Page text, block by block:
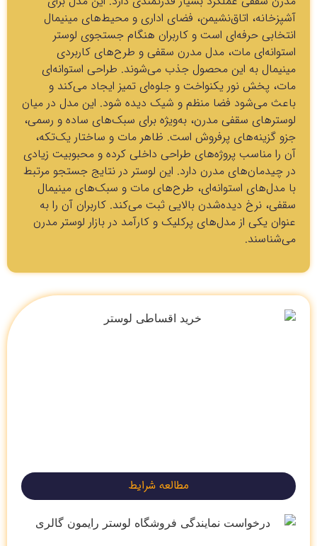
آشپزخانه، اتاق‌نشیمن، فضای اداری و محیط‌های مینیمال
انتخابی حرفه‌ای است و کاربران هنگام جستجوی لوستر
استوانه‌ای مات، مدل مدرن سقفی و طرح‌های کاربردی
مینیمال به این محصول جذب می‌شوند. طراحی استوانه‌ای
مات، پخش نور یکنواخت و جلوه‌ای تمیز ایجاد می‌کند و
باعث می‌شود فضا منظم و شیک دیده شود. این مدل در میان
لوسترهای سقفی مدرن، به‌ویژه برای سبک‌های ساده و رسمی،
جزو گزینه‌های پرفروش است. ظاهر مات و ساختار یک‌تکه،
آن را مناسب پروژه‌های طراحی داخلی کرده و محبوبیت زیادی
در چیدمان‌های مدرن دارد. این لوستر در نتایج جستجو مرتبط
با مدل‌های استوانه‌ای، طرح‌های مات و سبک‌های مینیمال
سقفی، نرخ دیده‌شدن بالایی ثبت می‌کند. کاربران آن را به
عنوان یکی از مدل‌های پرکلیک و کارآمد در بازار لوستر مدرن
می‌شناسند.
مطالعه شرایط